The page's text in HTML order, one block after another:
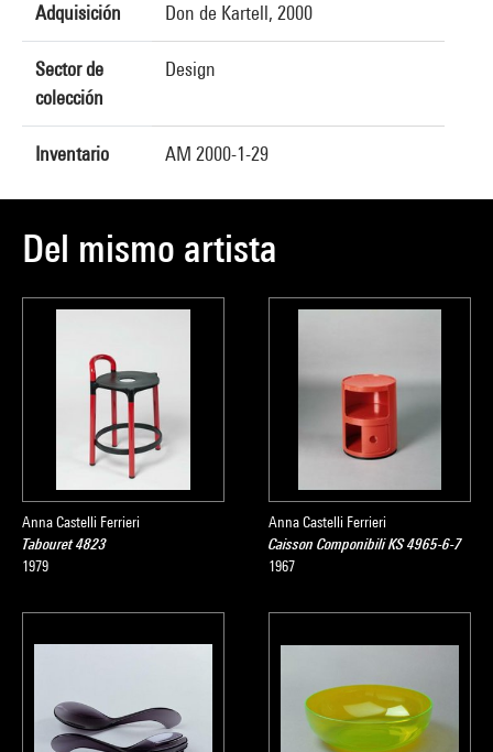
Adquisición Don de Kartell, 2000
Sector de
colección
Design
Inventario AM 2000-1-29
Del mismo artista
Anna Castelli Ferrieri
Tabouret 4823
1979
Anna Castelli Ferrieri
Caisson Componibili KS 4965-6-7
1967